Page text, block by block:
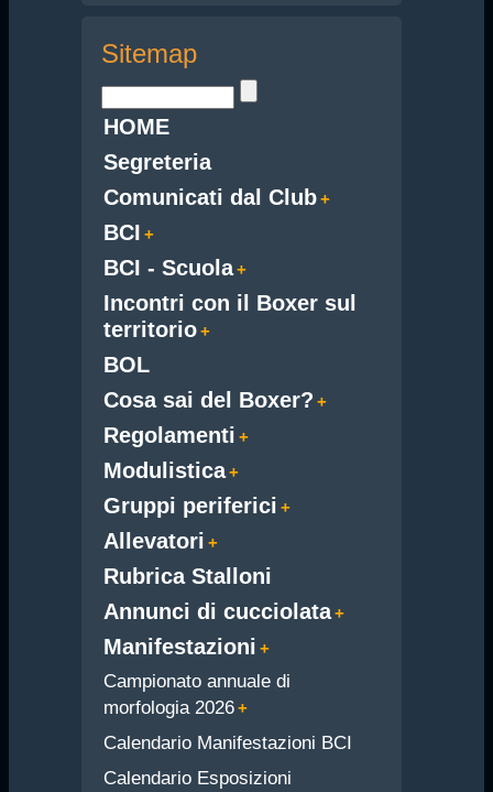
Sitemap
HOME
Segreteria
Comunicati dal Club
BCI
BCI - Scuola
Incontri con il Boxer sul
territorio
BOL
Cosa sai del Boxer?
Regolamenti
Modulistica
Gruppi periferici
Allevatori
Rubrica Stalloni
Annunci di cucciolata
Manifestazioni
Campionato annuale di
morfologia 2026
Calendario Manifestazioni BCI
Calendario Esposizioni